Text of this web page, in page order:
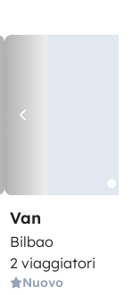
Van
Bilbao
2 viaggiatori
Nuovo